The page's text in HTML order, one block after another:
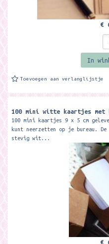
€
In
Toevoegen aan verlanglijstje
100 mini witte kaartjes met
100 mini kaartjes 9 x 5 cm
kunt neerzetten op je bureau.
stevig wit...
€